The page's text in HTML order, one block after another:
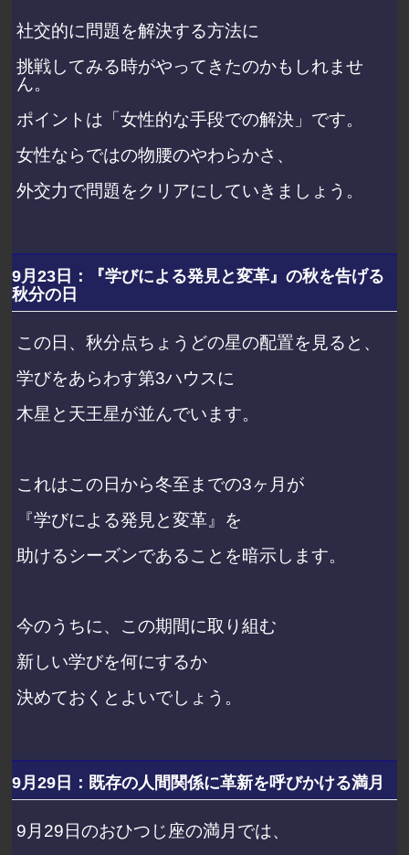
社交的に問題を解決する方法に
挑戦してみる時がやってきたのかもしれませ
ん。
ポイントは「女性的な手段での解決」です。
女性ならではの物腰のやわらかさ、
外交力で問題をクリアにしていきましょう。
9月23日：『学びによる発見と変革』の秋を告げる
秋分の日
この日、秋分点ちょうどの星の配置を見ると、
学びをあらわす第3ハウスに
木星と天王星が並んでいます。
これはこの日から冬至までの3ヶ月が
『学びによる発見と変革』を
助けるシーズンであることを暗示します。
今のうちに、この期間に取り組む
新しい学びを何にするか
決めておくとよいでしょう。
9月29日：既存の人間関係に革新を呼びかける満月
9月29日のおひつじ座の満月では、